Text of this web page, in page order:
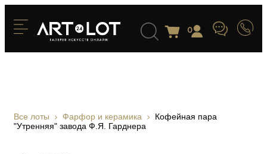
0
Все лоты Фарфор и керамика
Кофейная пара
"Утренняя" завода Ф.Я. Гарднера